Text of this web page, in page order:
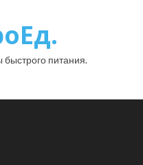
питания.